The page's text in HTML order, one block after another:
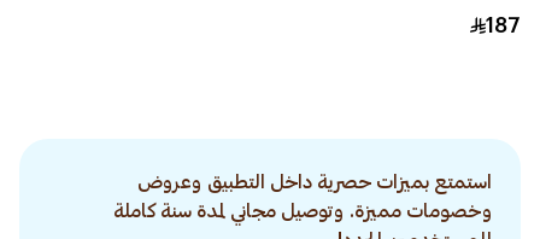
187
استمتع بميزات حصرية داخل التطبيق وعروض
وخصومات مميزة. وتوصيل مجاني لمدة سنة كاملة